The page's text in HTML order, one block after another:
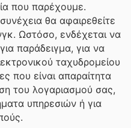
που παρέχουμε.
θα αφαιρεθείτε
Ωστόσο, ενδέχεται να
παράδειγμα, για να
ταχυδρομείου
που είναι απαραίτητα
του λογαριασμού σας,
υπηρεσιών ή για